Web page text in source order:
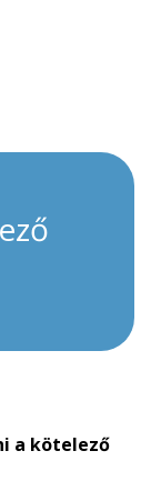
a kötelező